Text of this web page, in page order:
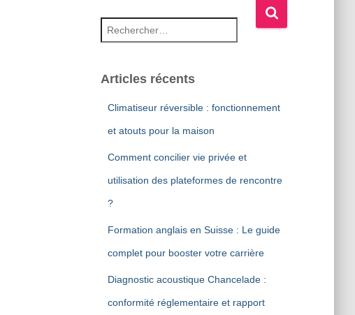
Articles récents
Climatiseur réversible : fonctionnement
et atouts pour la maison
Comment concilier vie privée et
utilisation des plateformes de rencontre
?
Formation anglais en Suisse : Le guide
complet pour booster votre carrière
Diagnostic acoustique Chancelade :
conformité réglementaire et rapport